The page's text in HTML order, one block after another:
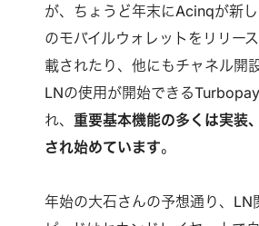
が、ちょうど年末にAcinqが新
のモバイルウォレットをリリー
載されたり、他にもチャネル開
LNの使用が開始できる
れ、 重要基本機能の多くは実装
され始めています。
年始の大石さんの予想通り、LN